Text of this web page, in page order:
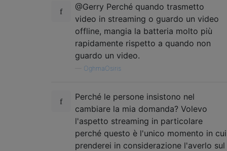
@Gerry Perché quando trasmetto
video in streaming o guardo un video
offline, mangia la batteria molto più
rapidamente rispetto a quando non
guardo un video.
OghmaOsiris
Perché le persone insistono nel
cambiare la mia domanda? Volevo
l'aspetto streaming in particolare
perché questo è l'unico momento in cui
prenderei in considerazione l'averlo sul